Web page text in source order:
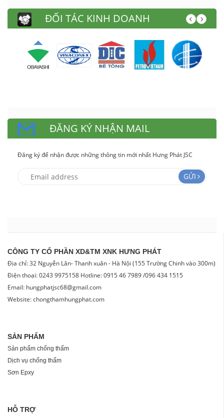
ĐỐI TÁC KINH DOANH
ĐĂNG KÝ NHẬN MAIL
Đăng ký để nhận được những thông tin mới nhất Hưng Phát JSC
GỬI
CÔNG TY CỔ PHẦN XD&TM XNK HƯNG PHÁT
Địa chỉ: 32 Nguyễn Lân- Thanh xuân - Hà Nội (155 Trường Chinh vào 300m)
Điện thoại: 0243 9975158 Hotline: 0915 46 7989 /096 434 1515
Email: hungphatjsc68@gmail.com
Website: chongthamhungphat.com
SẢN PHẨM
Sản phẩm chống thấm
Dịch vụ chống thấm
Sơn Epxy
HỖ TRỢ